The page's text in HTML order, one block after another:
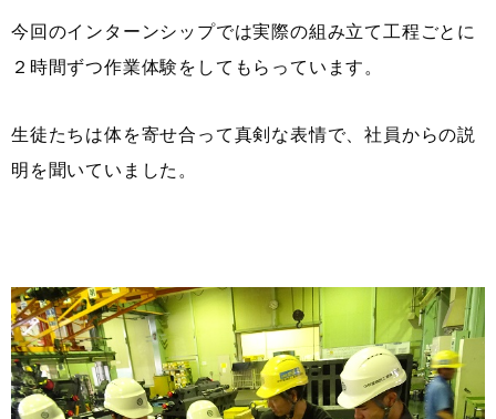
今回のインターンシップでは実際の組み立て工程ごとに
２時間ずつ作業体験をしてもらっています。
生徒たちは体を寄せ合って真剣な表情で、社員からの説
明を聞いていました。